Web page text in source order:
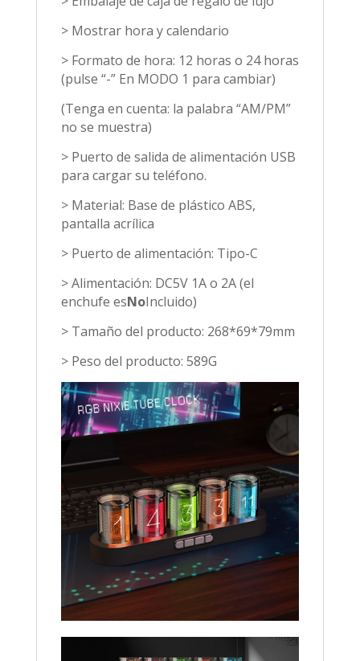
> Mostrar hora y calendario
> Formato de hora: 12 horas o 24 horas
(pulse “-” En MODO 1 para cambiar)
(Tenga en cuenta: la palabra “AM/PM”
no se muestra)
> Puerto de salida de alimentación USB
para cargar su teléfono.
> Material: Base de plástico ABS,
pantalla acrílica
> Puerto de alimentación: Tipo-C
> Alimentación: DC5V 1A o 2A (el
enchufe esNoIncluido)
> Tamaño del producto: 268*69*79mm
> Peso del producto: 589G